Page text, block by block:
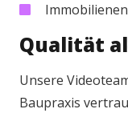
Qualität
Unsere
Baupraxis